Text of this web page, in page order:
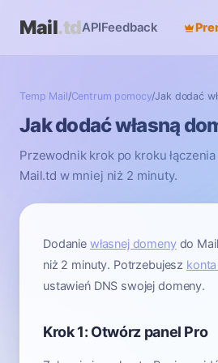
Mail.tdAPIFeedback
Temp Mail/Centrum pomocy/Jak dodać
Jak dodać własną
Przewodnik krok po kroku
Mail.td w mniej niż 2 minuty.
Dodanie własnej domenydo
niż 2 minuty. Potrzebujesz
ustawień DNS swojej domeny.
Krok 1: Otwórz panel Pro